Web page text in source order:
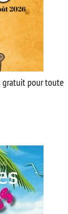
gratuit pour toute